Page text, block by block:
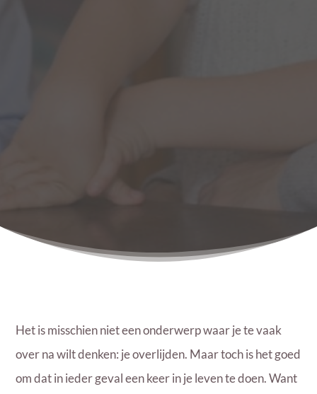
Het is misschien niet een onderwerp waar je te vaak
over na wilt denken: je overlijden. Maar toch is het goed
om dat in ieder geval een keer in je leven te doen. Want